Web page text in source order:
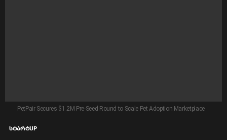
PetPair Secures $1.2M Pre-Seed Round to Scale Pet Adoption Marketplace
სტარტUP